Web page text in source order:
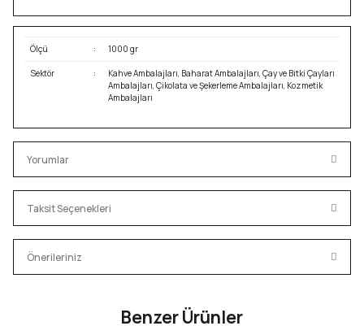
Ölçü : 1000 gr
Sektör :
Kahve Ambalajları, Baharat Ambalajları, Çay ve Bitki Çayları
Ambalajları, Çikolata ve Şekerleme Ambalajları, Kozmetik
Ambalajları
Yorumlar
Bu ürüne ilk yorumu siz yapın!
Taksit Seçenekleri
Önerileriniz
konularda yetersiz gördüğünüz noktaları öneri formunu
Benzer Ürünler